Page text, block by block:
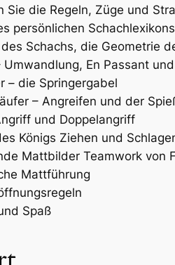
Sie die Regeln, Züge und
persönlichen Schachlexikons
Schachs, die Geometrie
Umwandlung, En Passant
– die Springergabel
– Angreifen und der
und Doppelangriff
Königs Ziehen und
Mattbilder Teamwork von
Mattführung
Spaß